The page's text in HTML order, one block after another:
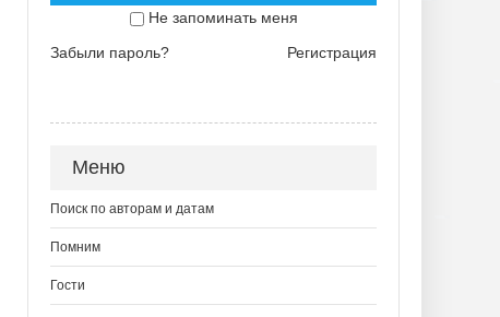
Не запоминать меня
Забыли пароль?
Регистрация
Меню
Поиск по авторам и датам
Помним
Гости